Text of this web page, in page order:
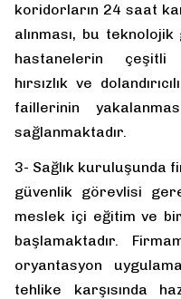
koridorların 24 saat
alınması, bu
hastanelerin çeşitli
hırsızlık ve
faillerinin
sağlanmaktadır.
3- Sağlık kuruluşunda
güvenlik görevlisi
meslek içi eğitim ve
başlamaktadır.
oryantasyon
tehlike karşısında